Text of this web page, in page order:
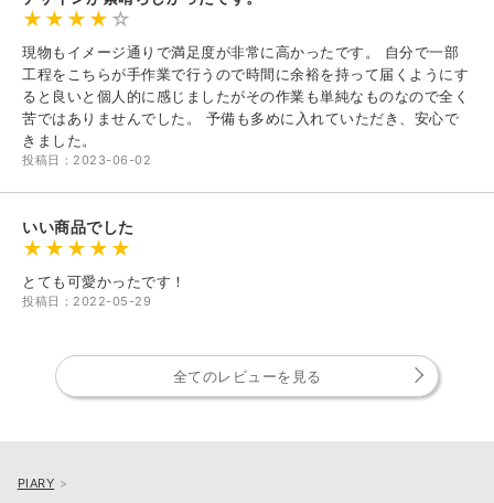
現物もイメージ通りで満足度が非常に高かったです。 自分で一部
工程をこちらが手作業で行うので時間に余裕を持って届くようにす
ると良いと個人的に感じましたがその作業も単純なものなので全く
苦ではありませんでした。 予備も多めに入れていただき、安心で
きました。
投稿日：2023-06-02
いい商品でした
とても可愛かったです！
投稿日：2022-05-29
全てのレビューを見る
PIARY